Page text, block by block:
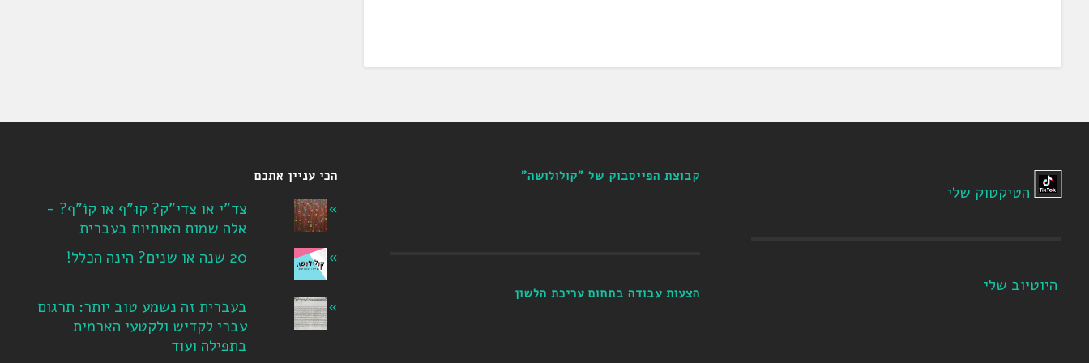
הטיקטוק שלי
היוטיוב שלי
קבוצת הפייסבוק של "קולולושה"
הצעות עבודה בתחום עריכת הלשון
הכי עניין אתכם
צד"י או צדי"ק? קוּ"ף או קוֹ"ף? -
אלה שמות האותיות בעברית
20 שנה או שנים? הינה הכלל!
בעברית זה נשמע טוב יותר: תרגום
עברי לקדיש ולקטעי הארמית
בתפילה ועוד